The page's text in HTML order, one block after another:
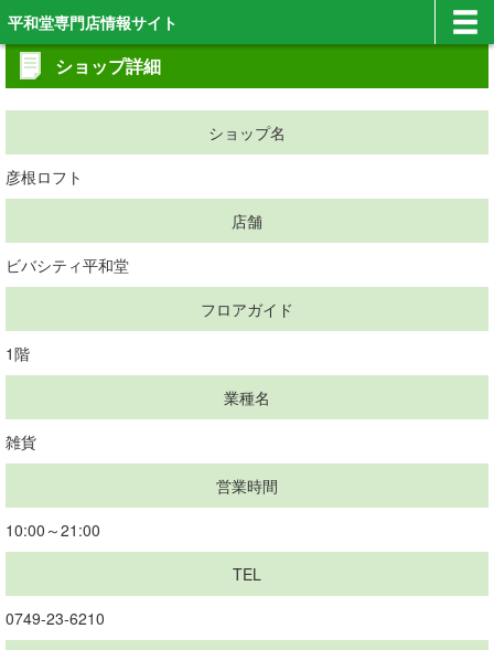
平和堂専門店情報サイト
ショップ詳細
ショップ名
彦根ロフト
店舗
ビバシティ平和堂
フロアガイド
1階
業種名
雑貨
営業時間
10:00～21:00
TEL
0749-23-6210